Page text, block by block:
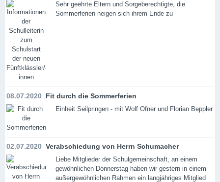
Sehr geehrte Eltern und Sorgeberechtigte, die
Sommerferien neigen sich ihrem Ende zu
08.07.2020 Fit durch die Sommerferien
Einheit Seilpringen - mit Wolf Ofner und Florian Beppler
02.07.2020 Verabschiedung von Herrn Schumacher
Liebe Mitglieder der Schulgemeinschaft, an einem
gewöhnlichen Donnerstag haben wir gestern in einem
außergewöhnlichen Rahmen ein langjähriges Mitglied